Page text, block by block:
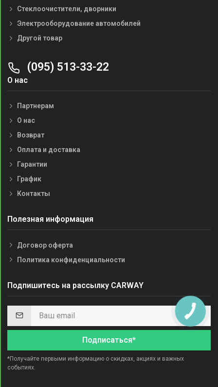
Стеклоочистители, дворники
Электрооборудование автомобилей
Другой товар
(095) 513-33-22
О нас
Партнерам
О нас
Возврат
Оплата и доставка
Гарантии
График
Контакты
Полезная информация
Договор оферта
Политика конфиденциальности
Подпишитесь на рассылку CARWAY
Подписаться*
*Получайте первыми информацию о скидках, акциях и важных
событиях.